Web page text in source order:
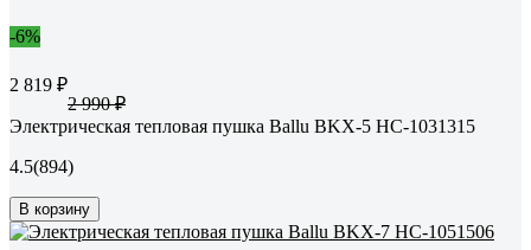
-6%
2 819 ₽
2 990 ₽
Электрическая тепловая пушка Ballu BKX-5 НС-1031315
4.5(894)
В корзину